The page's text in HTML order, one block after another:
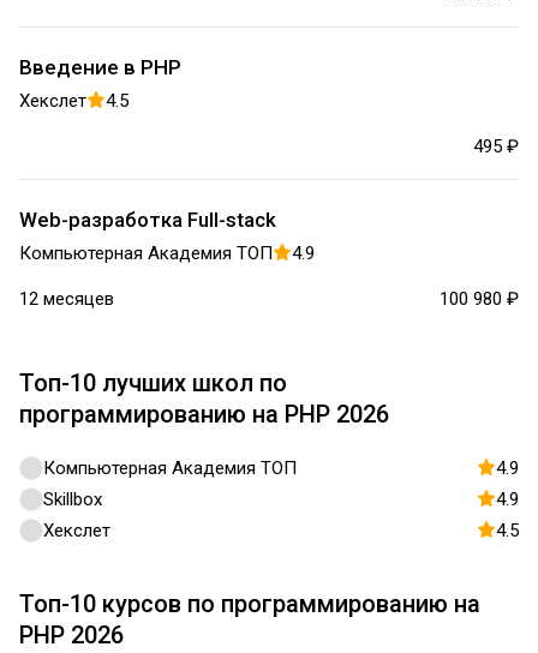
Введение в PHP
Хекслет 4.5
495 ₽
Web-разработка Full-stack
Компьютерная Академия ТОП 4.9
12 месяцев 100 980 ₽
Топ-10 лучших школ по
программированию на PHP 2026
Компьютерная Академия ТОП
4.9
Skillbox
4.9
Хекслет
4.5
Топ-10 курсов по программированию на
PHP 2026